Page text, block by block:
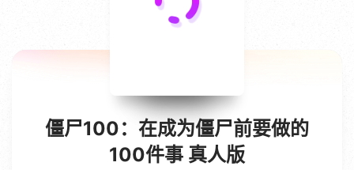
暂无观看影片的记录
僵尸100：在成为僵尸前要做的
100件事 真人版